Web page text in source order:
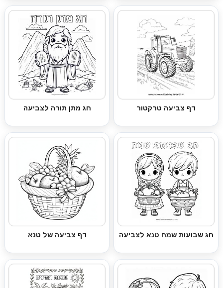
דף צביעה טרקטור חג מתן תורה לצביעה
חג שבועות שמח טנא לצביעה דף צביעה של טנא